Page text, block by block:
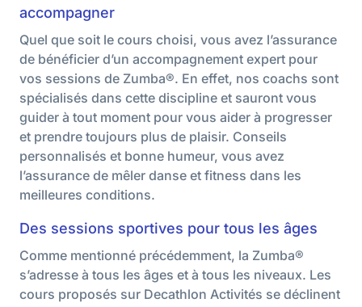
accompagner
Quel que soit le cours choisi, vous avez l’assurance
de bénéficier d’un accompagnement expert pour
vos sessions de Zumba®. En effet, nos coachs sont
spécialisés dans cette discipline et sauront vous
guider à tout moment pour vous aider à progresser
et prendre toujours plus de plaisir. Conseils
personnalisés et bonne humeur, vous avez
l’assurance de mêler danse et fitness dans les
meilleures conditions.
Des sessions sportives pour tous les âges
Comme mentionné précédemment, la Zumba®
s’adresse à tous les âges et à tous les niveaux. Les
cours proposés sur Decathlon Activités se déclinent